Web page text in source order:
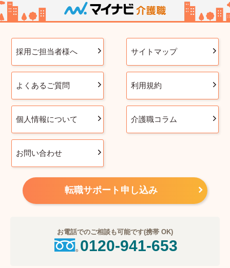
採用ご担当者様へ サイトマップ
よくあるご質問 利用規約
個人情報について 介護職コラム
お問い合わせ
転職サポート申し込み
お電話でのご相談も可能です(携帯 OK)
0120-941-653